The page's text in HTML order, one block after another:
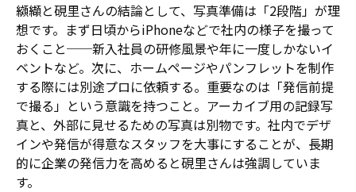
纐纈と硯里さんの結論として、写真準備は「2段階」が理
想です。まず日頃からiPhoneなどで社内の様子を撮って
おくこと──新入社員の研修風景や年に一度しかないイ
ベントなど。次に、ホームページやパンフレットを制作
する際には別途プロに依頼する。重要なのは「発信前提
で撮る」という意識を持つこと。アーカイブ用の記録写
真と、外部に見せるための写真は別物です。社内でデザ
インや発信が得意なスタッフを大事にすることが、長期
的に企業の発信力を高めると硯里さんは強調していま
す。